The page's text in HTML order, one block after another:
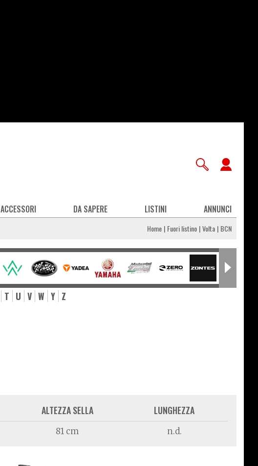
ACCESSORI DA SAPERE LISTINI ANNUNCI
Home Fuori listino Volta BCN
T U V W Y Z
ALTEZZA SELLA
81 cm
LUNGHEZZA
n.d.